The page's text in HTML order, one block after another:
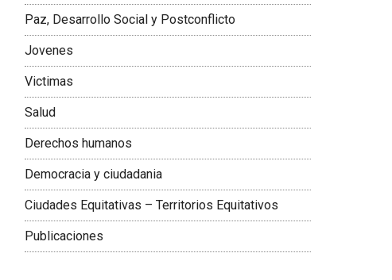
Paz, Desarrollo Social y Postconflicto
Jovenes
Victimas
Salud
Derechos humanos
Democracia y ciudadania
Ciudades Equitativas – Territorios Equitativos
Publicaciones